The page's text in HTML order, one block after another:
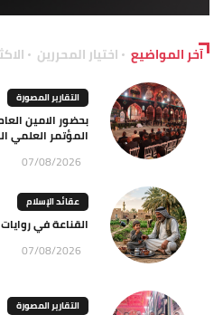
آخر المواضيع اختيار المحررين
التقارير المصورة
بحضور الامين
المؤتمر العلمي
07/08/2026
عقائد الإسلام
القناعة في
07/08/2026
التقارير المصورة